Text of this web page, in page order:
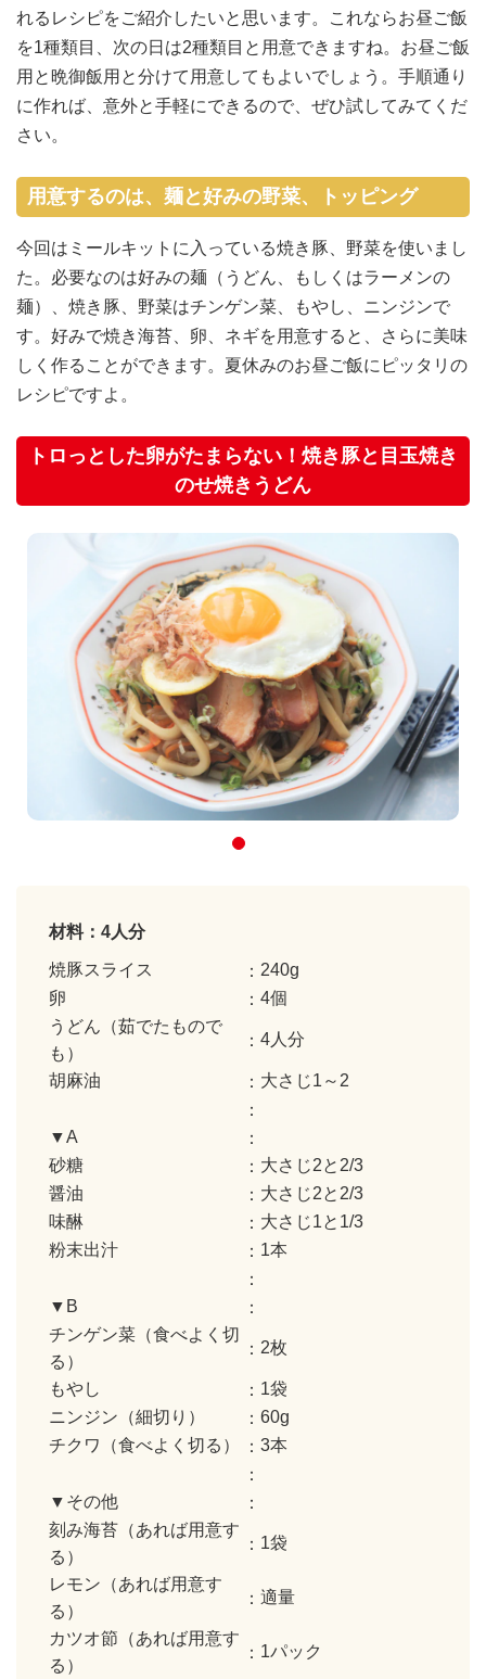
れるレシピをご紹介したいと思います。これならお昼ご飯
を1種類目、次の日は2種類目と用意できますね。お昼ご飯
用と晩御飯用と分けて用意してもよいでしょう。手順通り
に作れば、意外と手軽にできるので、ぜひ試してみてくだ
さい。
用意するのは、麺と好みの野菜、トッピング
今回はミールキットに入っている焼き豚、野菜を使いまし
た。必要なのは好みの麺（うどん、もしくはラーメンの
麺）、焼き豚、野菜はチンゲン菜、もやし、ニンジンで
す。好みで焼き海苔、卵、ネギを用意すると、さらに美味
しく作ることができます。夏休みのお昼ご飯にピッタリの
レシピですよ。
トロっとした卵がたまらない！焼き豚と目玉焼き
のせ焼きうどん
材料：4人分
焼豚スライス
240g
卵
4個
うどん（茹でたもので
も）
4人分
胡麻油 大さじ1～2
▼A
砂糖
大さじ2と2/3
醤油
大さじ2と2/3
味醂
大さじ1と1/3
粉末出汁
1本
▼B
チンゲン菜（食べよく切
る）
2枚
もやし
1袋
ニンジン（細切り）
60g
チクワ（食べよく切る）
3本
▼その他
刻み海苔（あれば用意す
る）
1袋
レモン（あれば用意す
る）
適量
カツオ節（あれば用意す
る）
1パック